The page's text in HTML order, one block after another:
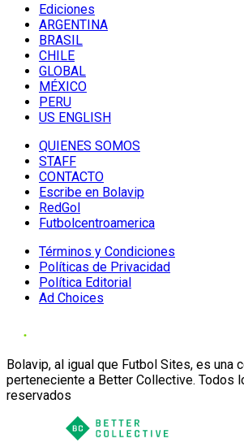
Ediciones
ARGENTINA
BRASIL
CHILE
GLOBAL
MÉXICO
PERU
US ENGLISH
QUIENES SOMOS
STAFF
CONTACTO
Escribe en Bolavip
RedGol
Futbolcentroamerica
Términos y Condiciones
Políticas de Privacidad
Política Editorial
Ad Choices
Bolavip, al igual que Futbol Sites, es una
perteneciente a Better Collective. Todos
reservados